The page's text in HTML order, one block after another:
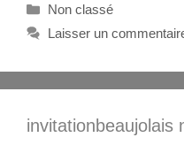
Non classé
Laisser un
invitationbeaujolais